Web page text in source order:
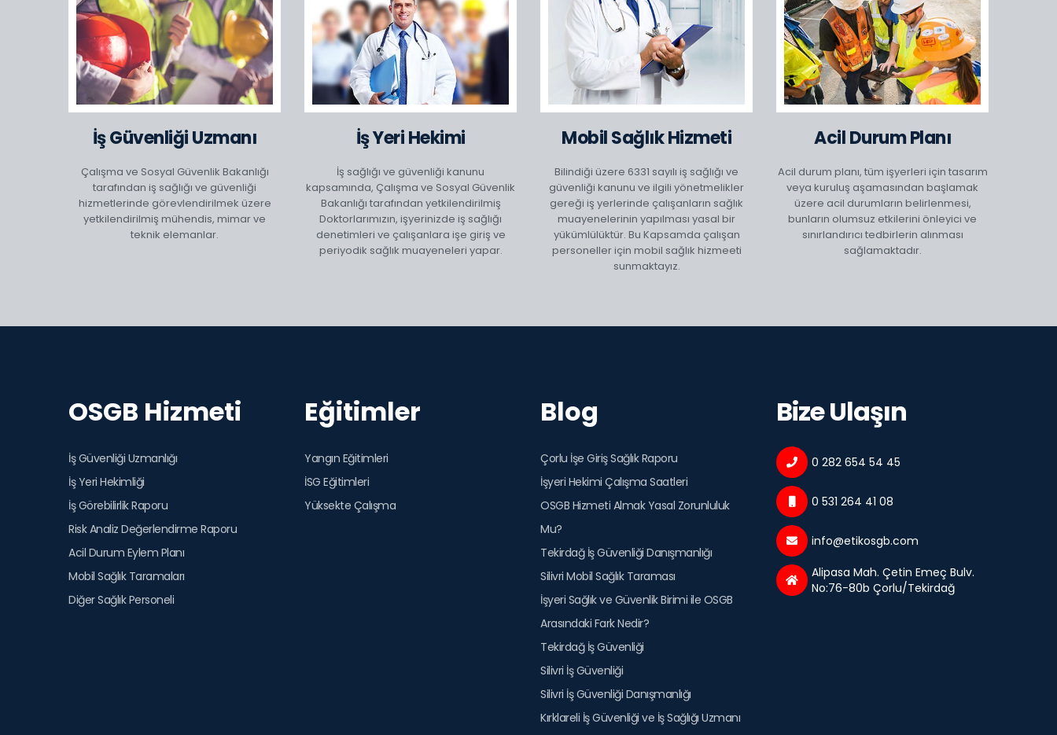
İş Güvenliği Uzmanı
Çalışma ve Sosyal Güvenlik Bakanlığı
tarafından iş sağlığı ve güvenliği
hizmetlerinde görevlendirilmek üzere
yetkilendirilmiş mühendis, mimar ve
teknik elemanlar.
İş Yeri Hekimi
İş sağlığı ve güvenliği kanunu
kapsamında, Çalışma ve Sosyal Güvenlik
Bakanlığı tarafından yetkilendirilmiş
Doktorlarımızın, işyerinizde iş sağlığı
denetimleri ve çalışanlara işe giriş ve
periyodik sağlık muayeneleri yapar.
Mobil Sağlık Hizmeti
Bilindiği üzere 6331 sayılı iş sağlığı ve
güvenliği kanunu ve ilgili yönetmelikler
gereği iş yerlerinde çalışanların sağlık
muayenelerinin yapılması yasal bir
yükümlülüktür. Bu Kapsamda çalışan
personeller için mobil sağlık hizmeeti
sunmaktayız.
Acil Durum Planı
Acil durum planı, tüm işyerleri için tasarım
veya kuruluş aşamasından başlamak
üzere acil durumların belirlenmesi,
bunların olumsuz etkilerini önleyici ve
sınırlandırıcı tedbirlerin alınması
sağlamaktadır.
OSGB Hizmeti
İş Güvenliği Uzmanlığı
İş Yeri Hekimliği
İş Görebilirlik Raporu
Risk Analiz Değerlendirme Raporu
Acil Durum Eylem Planı
Mobil Sağlık Taramaları
Diğer Sağlık Personeli
Eğitimler
Yangın Eğitimleri
İSG Eğitimleri
Yüksekte Çalışma
Blog
Çorlu İşe Giriş Sağlık Raporu
İşyeri Hekimi Çalışma Saatleri
OSGB Hizmeti Almak Yasal Zorunluluk
Mu?
Tekirdağ İş Güvenliği Danışmanlığı
Silivri Mobil Sağlık Taraması
İşyeri Sağlık ve Güvenlik Birimi ile OSGB
Arasındaki Fark Nedir?
Tekirdağ İş Güvenliği
Silivri İş Güvenliği
Silivri İş Güvenliği Danışmanlığı
Kırklareli İş Güvenliği ve İş Sağlığı Uzmanı
Bize Ulaşın
0 282 654 54 45
0 531 264 41 08
info@etikosgb.com
Alipasa Mah. Çetin Emeç Bulv.
No:76-80b Çorlu/Tekirdağ